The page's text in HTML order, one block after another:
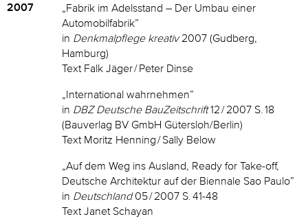
2007
„Fabrik im Adelsstand – Der Umbau einer
Automobilfabrik”
in Denkmalpflege kreativ2007 (Gudberg,
Hamburg)
Text Falk Jäger / Peter Dinse
„International wahrnehmen”
in DBZ Deutsche BauZeitschrift12 / 2007 S. 18
(Bauverlag BV GmbH Gütersloh/Berlin)
Text Moritz Henning / Sally Below
„Auf dem Weg ins Ausland, Ready for Take-off,
Deutsche Architektur auf der Biennale Sao Paulo”
in Deutschland05 / 2007 S. 41-48
Text Janet Schayan